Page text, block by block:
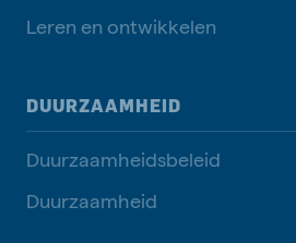
Leren en ontwikkelen
DUURZAAMHEID
Duurzaamheidsbeleid
Duurzaamheid